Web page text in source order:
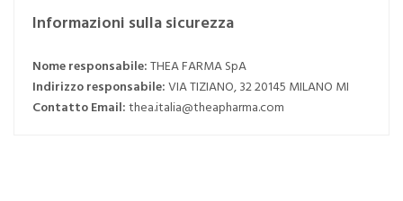
Informazioni sulla sicurezza
Nome responsabile:THEA FARMA SpA
Indirizzo responsabile:VIA TIZIANO, 32 20145 MILANO MI
Contatto Email:thea.italia@theapharma.com